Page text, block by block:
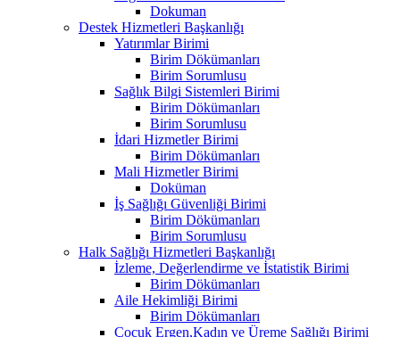
Dokuman
Destek Hizmetleri Başkanlığı
Yatırımlar Birimi
Birim Dökümanları
Birim Sorumlusu
Sağlık Bilgi Sistemleri Birimi
Birim Dökümanları
Birim Sorumlusu
İdari Hizmetler Birimi
Birim Dökümanları
Mali Hizmetler Birimi
Doküman
İş Sağlığı Güvenliği Birimi
Birim Dökümanları
Birim Sorumlusu
Halk Sağlığı Hizmetleri Başkanlığı
İzleme, Değerlendirme ve İstatistik Birimi
Birim Dökümanları
Aile Hekimliği Birimi
Birim Dökümanları
Çocuk Ergen,Kadın ve Üreme Sağlığı Birimi